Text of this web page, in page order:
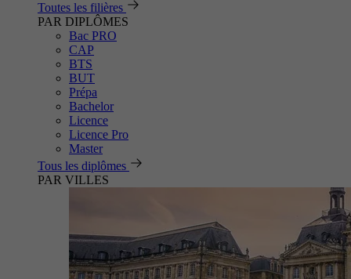
Toutes les filières
PAR DIPLÔMES
Bac PRO
CAP
BTS
BUT
Prépa
Bachelor
Licence
Licence Pro
Master
Tous les diplômes
PAR VILLES